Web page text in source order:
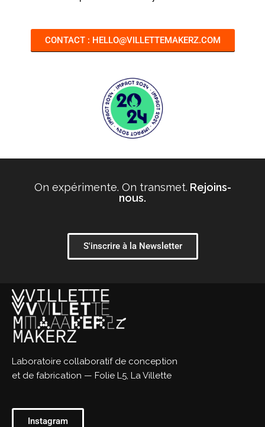
CONTACT : HELLO@VILLETTEMAKERZ.COM
On expérimente. On transmet. Rejoins-
nous.
S'inscrire à la Newsletter
Laboratoire collaboratif de conception
et de fabrication — Folie L5, La Villette
Instagram